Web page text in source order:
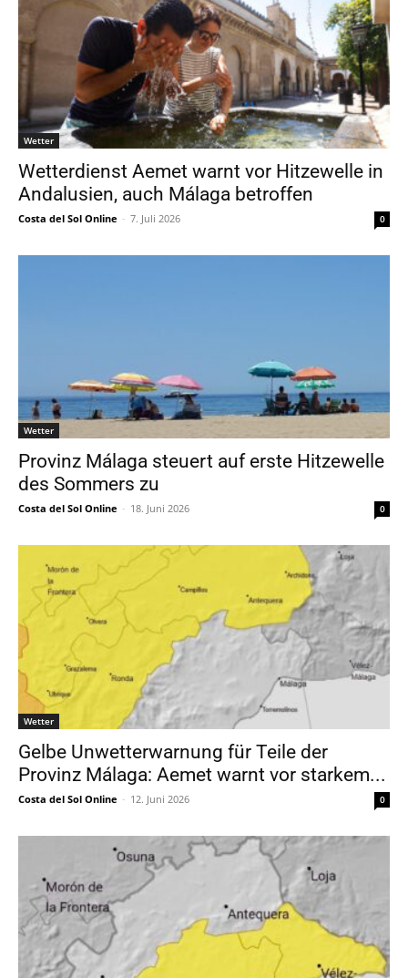
Wetter
Wetterdienst Aemet warnt vor Hitzewelle in
Andalusien, auch Málaga betroffen
Costa del Sol Online - 7. Juli 2026 0
Wetter
Provinz Málaga steuert auf erste Hitzewelle
des Sommers zu
Costa del Sol Online - 18. Juni 2026 0
Wetter
Gelbe Unwetterwarnung für Teile der
Provinz Málaga: Aemet warnt vor starkem...
Costa del Sol Online - 12. Juni 2026 0